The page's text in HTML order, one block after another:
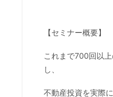
【セミナー概要】
これまで700回以
し、
不動産投資を実際